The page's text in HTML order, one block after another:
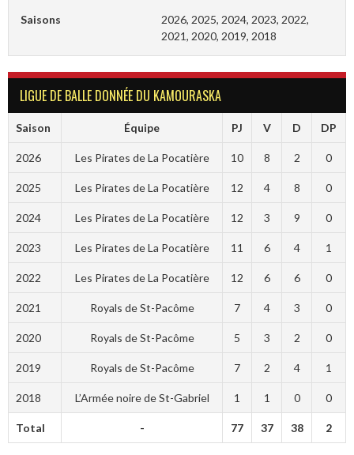
Saisons
2026, 2025, 2024, 2023, 2022,
2021, 2020, 2019, 2018
LIGUE DE BALLE DONNÉE DU KAMOURASKA
Saison Équipe PJ V D DP
2026 Les Pirates de La Pocatière 10 8 2 0
2025 Les Pirates de La Pocatière 12 4 8 0
2024 Les Pirates de La Pocatière 12 3 9 0
2023 Les Pirates de La Pocatière 11 6 4 1
2022 Les Pirates de La Pocatière 12 6 6 0
2021 Royals de St-Pacôme 7 4 3 0
2020 Royals de St-Pacôme 5 3 2 0
2019 Royals de St-Pacôme 7 2 4 1
2018 L’Armée noire de St-Gabriel 1 1 0 0
Total - 77 37 38 2